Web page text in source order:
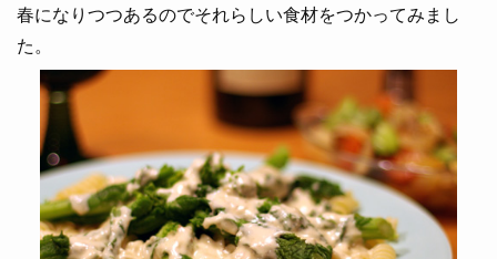
春になりつつあるのでそれらしい食材をつかってみまし
た。